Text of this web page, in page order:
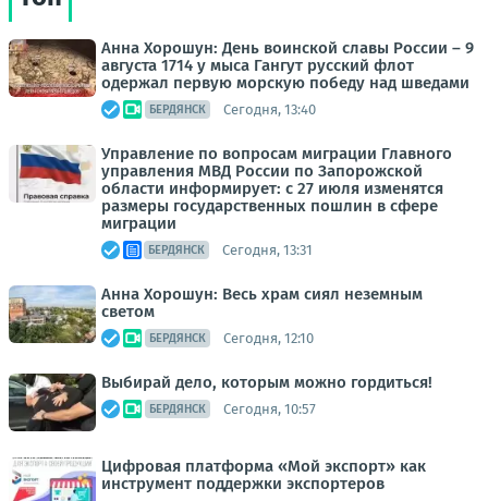
Анна Хорошун: День воинской славы России – 9
августа 1714 у мыса Гангут русский флот
одержал первую морскую победу над шведами
БЕРДЯНСК Сегодня, 13:40
Управление по вопросам миграции Главного
управления МВД России по Запорожской
области информирует: с 27 июля изменятся
размеры государственных пошлин в сфере
миграции
БЕРДЯНСК Сегодня, 13:31
Анна Хорошун: Весь храм сиял неземным
светом
БЕРДЯНСК Сегодня, 12:10
Выбирай дело, которым можно гордиться!
БЕРДЯНСК Сегодня, 10:57
Цифровая платформа «Мой экспорт» как
инструмент поддержки экспортеров